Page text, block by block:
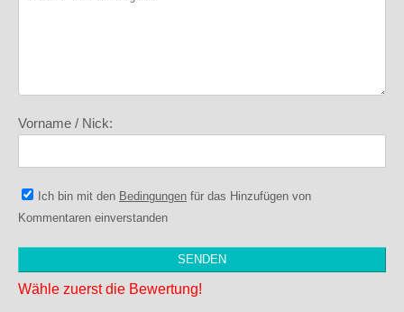
Vorname / Nick:
Ich bin mit den Bedingungen für das Hinzufügen von
Kommentaren einverstanden
Wähle zuerst die Bewertung!